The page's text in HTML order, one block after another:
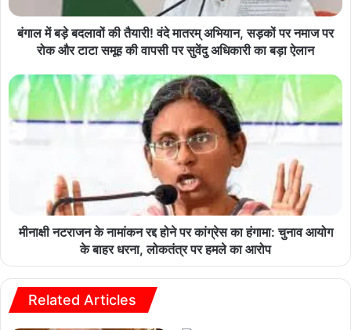
बंगाल में बड़े बदलावों की तैयारी! वंदे मातरम् अभियान, सड़कों पर नमाज पर
रोक और टाटा समूह की वापसी पर सुवेंदु अधिकारी का बड़ा ऐलान
मीनाक्षी नटराजन के नामांकन रद्द होने पर कांग्रेस का हंगामा: चुनाव आयोग
के बाहर धरना, लोकतंत्र पर हमले का आरोप
Related Articles